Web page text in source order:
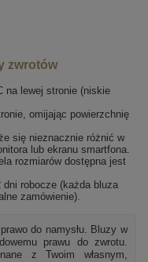
zwrotów
na lewej stronie (niskie
omijając powierzchnię
się nieznacznie różnić w
lub ekranu smartfona.
rozmiarów dostępna jest
dni robocze (każda bluza
zamówienie).
do namysłu. Bluzy w
prawu do zwrotu.
z Twoim własnym,